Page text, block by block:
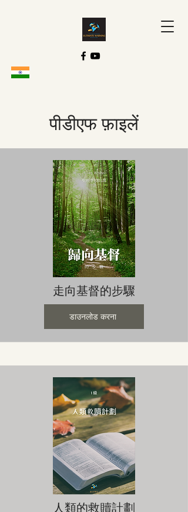
पीडीएफ फ़ाइलें
走向基督的步驟
डाउनलोड करना
人類的救贖計劃